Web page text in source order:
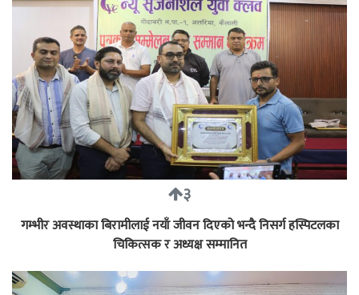
३
गम्भीर अवस्थाका बिरामीलाई नयाँ जीवन दिएको भन्दै निसर्ग हस्पिटलका
चिकित्सक र अध्यक्ष सम्मानित